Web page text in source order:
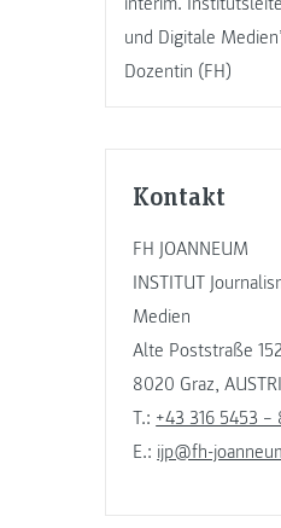
und Digitale
Dozentin (FH)
Kontakt
FH JOANNEUM
INSTITUT
Medien
Alte Poststraße 152
8020 Graz,
T.: +43 316 5453 –
E.: ijp@fh-